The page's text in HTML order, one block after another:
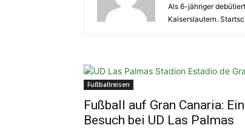
Als 6-jähriger
Kaiserslautern.
Fußballreisen
Fußball auf Gran Canaria: Ein
Besuch bei UD Las Palmas